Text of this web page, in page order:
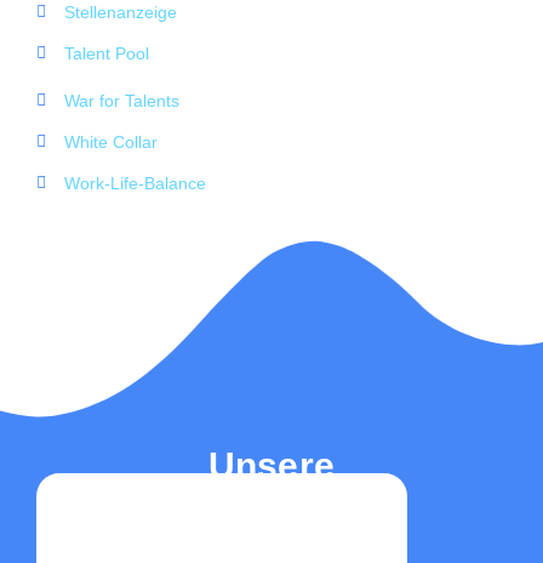
Stellenanzeige
Talent Pool
War for Talents
White Collar
Work-Life-Balance
Unsere